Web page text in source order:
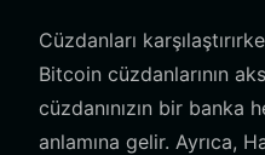
Cüzdanları
Bitcoin cüzdanlarının
cüzdanınızın bir banka
anlamına gelir. Ayrıca,